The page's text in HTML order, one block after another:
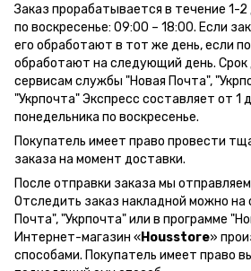
Заказ прорабатывается в течение 1-2
по воскресенье: 09:00 – 18:00. Если
его обработают в тот же день, если
обработают на следующий день. Срок
сервисам службы "Новая Почта",
"Укрпочта" Экспресс составляет от 1
понедельника по воскресенье.
Покупатель имеет право провести
заказа на момент доставки.
После отправки заказа мы
Отследить заказ накладной можно
Почта", "Укрпочта" или в программе
Интернет-магазин «Housstore»
способами. Покупатель имеет право